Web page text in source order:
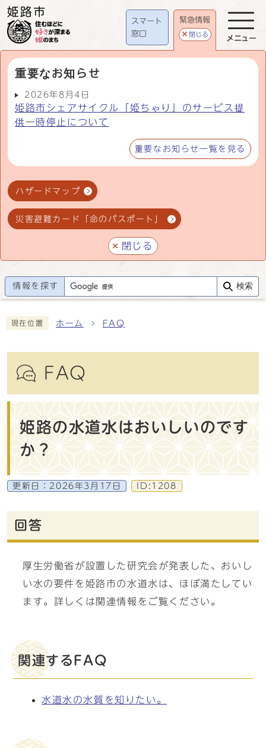
スマート
窓口
緊急情報
閉じる
重要なお知らせ
2026年8月4日
姫路市シェアサイクル「姫ちゃり」のサービス提
供一時停止について
重要なお知らせ一覧を見る
ハザードマップ
災害避難カード「命のパスポート」
閉じる
メニュー
情報を探す 検索
現在位置 ホーム FAQ
FAQ
姫路の水道水はおいしいのです
か？
更新日： 2026年3月17日 ID:1208
回答
厚生労働省が設置した研究会が発表した、おいし
い水の要件を姫路市の水道水は、ほぼ満たしてい
ます。詳しくは関連情報をご覧ください。
関連するFAQ
水道水の水質を知りたい。